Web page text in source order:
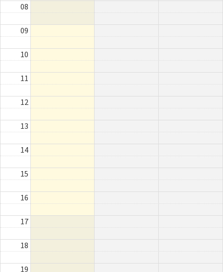
08
09
10
11
12
13
14
15
16
17
18
19